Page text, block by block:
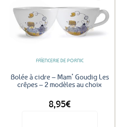
Ajouter
aux
favoris
FAÏENCERIE DE PORNIC
Bolée à cidre – Mam’ Goudig Les
crêpes – 2 modèles au choix
8,95€